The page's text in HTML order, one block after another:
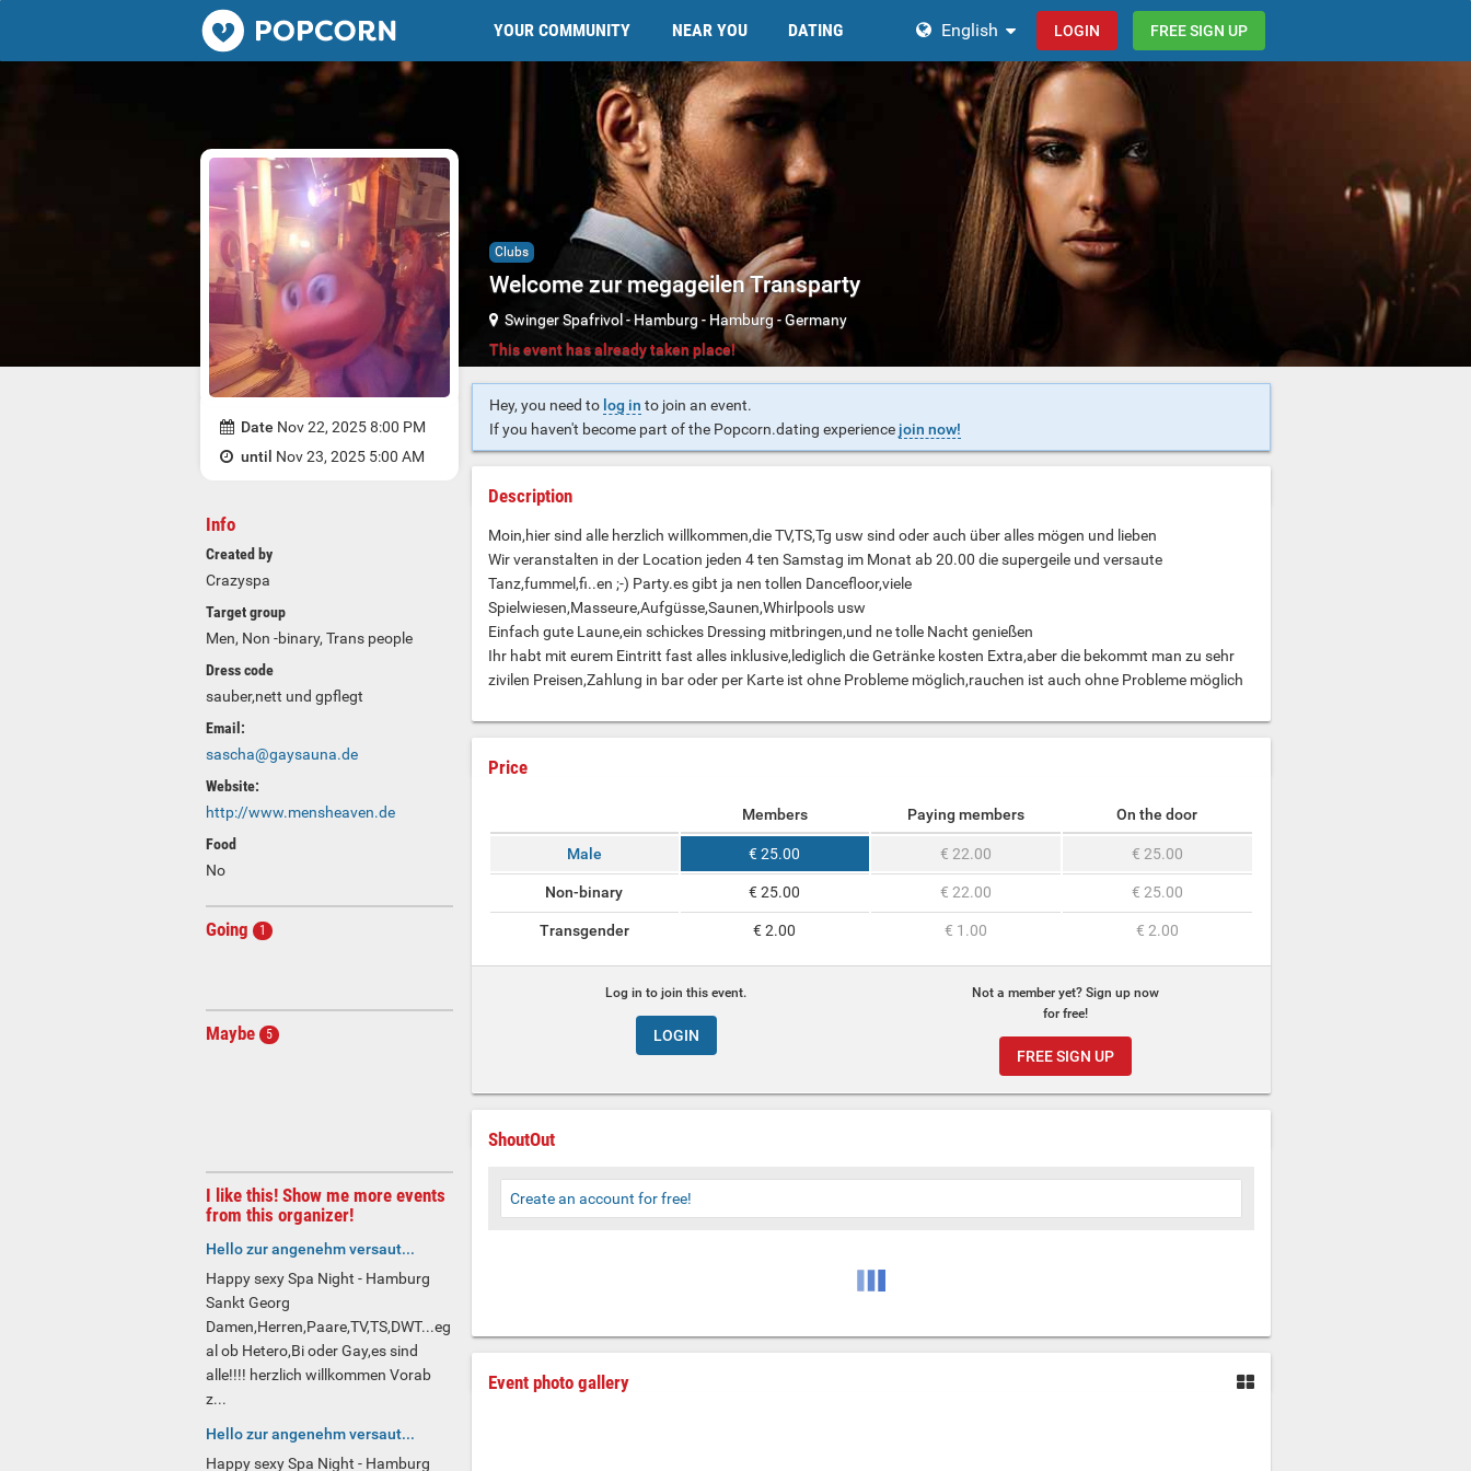
Popcorn.dating YOUR COMMUNITY NEAR YOU DATING English LOGIN FREE SIGN UP
Clubs
Welcome zur megageilen Transparty
Swinger Spafrivol - Hamburg - Hamburg-Germany
This event has already taken place!
Date Nov 22, 2025 8:00 PM
until Nov 23, 2025 5:00 AM
Info
Created by
Crazyspa
Target group
Men, Non -binary, Trans people
Dress code
sauber,nett und gpflegt
Email:
sascha@gaysauna.de
Website:
http://www.mensheaven.de
Food
No
Going 1
Maybe 5
Hey, you need to log in to join an event.
If you haven't become part of the Popcorn.dating experience join now!
Description
Moin,hier sind alle herzlich willkommen,die TV,TS,Tg usw sind oder auch über alles mögen und lieben
Wir veranstalten in der Location jeden 4 ten Samstag im Monat ab 20.00 die supergeile und versaute
Tanz,fummel,fi..en ;-) Party.es gibt ja nen tollen Dancefloor,viele
Spielwiesen,Masseure,Aufgüsse,Saunen,Whirlpools usw
Einfach gute Laune,ein schickes Dressing mitbringen,und ne tolle Nacht genießen
Ihr habt mit eurem Eintritt fast alles inklusive,lediglich die Getränke kosten Extra,aber die bekommt man zu sehr
zivilen Preisen,Zahlung in bar oder per Karte ist ohne Probleme möglich,rauchen ist auch ohne Probleme möglich
Price
Members Paying members On the door
Male € 25.00 € 22.00 € 25.00
Non-binary € 25.00 € 22.00 € 25.00
Transgender € 2.00 € 1.00 € 2.00
Log in to join this event.
LOGIN
Not a member yet? Sign up now
for free!
FREE SIGN UP
ShoutOut
Create an account for free!
Event photo gallery
I like this! Show me more events
from this organizer!
Hello zur angenehm versaut...
Happy sexy Spa Night - Hamburg
Sankt Georg
Damen,Herren,Paare,TV,TS,DWT...eg
al ob Hetero,Bi oder Gay,es sind
alle!!!! herzlich willkommen Vorab
z...
Hello zur angenehm versaut...
Happy sexy Spa Night - Hamburg